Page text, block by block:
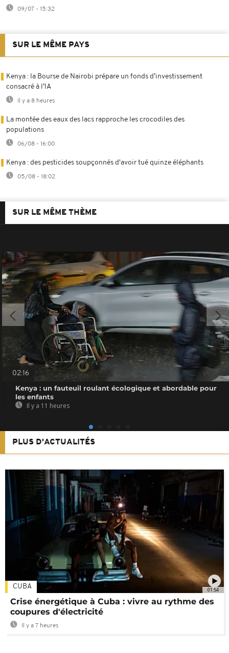
09/07 - 15:32
SUR LE MÊME PAYS
Kenya : la Bourse de Nairobi prépare un fonds d’investissement
consacré à l’IA
Il y a 8 heures
La montée des eaux des lacs rapproche les crocodiles des
populations
06/08 - 16:00
Kenya : des pesticides soupçonnés d'avoir tué quinze éléphants
05/08 - 18:02
SUR LE MÊME THÈME
02:16
Kenya : un fauteuil roulant écologique et abordable pour
les enfants
Il y a 11 heures
PLUS D'ACTUALITÉS
01:54
CUBA
Crise énergétique à Cuba : vivre au rythme des
coupures d'électricité
Il y a 7 heures